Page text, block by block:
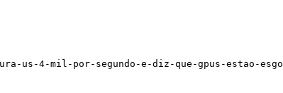
4-mil-por-segundo-e-diz-que-gpus-estao-